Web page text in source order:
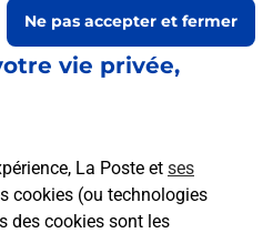
vie privée,
La Poste et ses
cookies (ou technologies
des cookies sont les
Ne pas accepter et fermer